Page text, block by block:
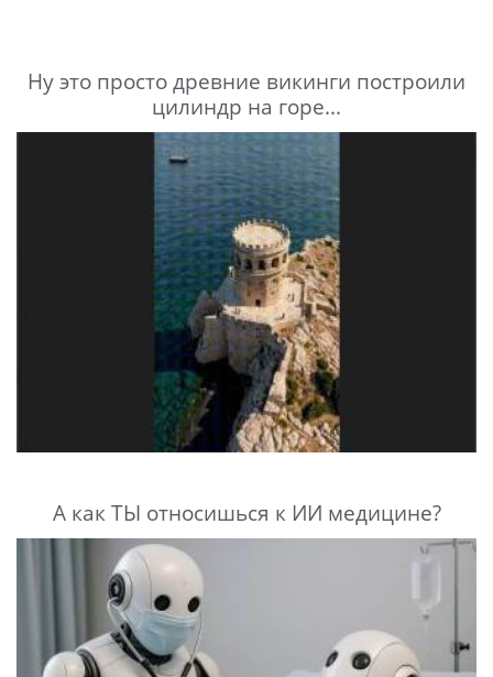
Ну это просто древние викинги построили
цилиндр на горе...
А как ТЫ относишься к ИИ медицине?